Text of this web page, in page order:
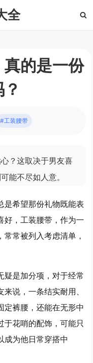
全
的是一份
#工装腰带
？这取决于男友喜
能不尽如人意。
是希望那份礼物既能表
好，工装腰带，作为一
常被列入考虑清单，
疑是加分项，对于经常
说，一条结实耐用、
定裤腰，还能在无形中
于花哨的配饰，可能只
成为他日常穿搭中